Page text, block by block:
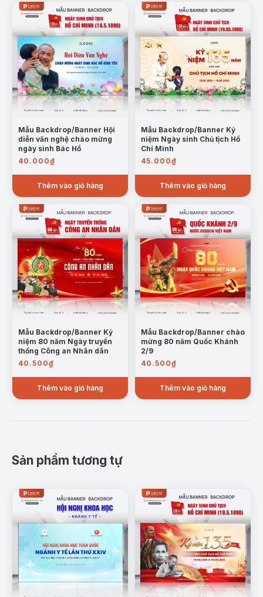
Mẫu Backdrop/Banner Hội
diễn văn nghệ chào mừng
ngày sinh Bác Hồ
40.000₫
Thêm vào giỏ hàng
Mẫu Backdrop/Banner Kỷ
niệm Ngày sinh Chủ tịch Hồ
Chí Minh
45.000₫
Thêm vào giỏ hàng
Mẫu Backdrop/Banner Kỷ
niệm 80 năm Ngày truyền
thống Công an Nhân dân
40.500₫
Thêm vào giỏ hàng
Mẫu Backdrop/Banner chào
mừng 80 năm Quốc Khánh
2/9
40.500₫
Thêm vào giỏ hàng
Sản phẩm tương tự